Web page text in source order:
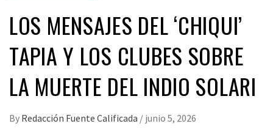
LOS MENSAJES DEL ‘CHIQUI’
TAPIA Y LOS CLUBES SOBRE
LA MUERTE DEL INDIO SOLARI
By Redacción Fuente Calificada / junio 5, 2026